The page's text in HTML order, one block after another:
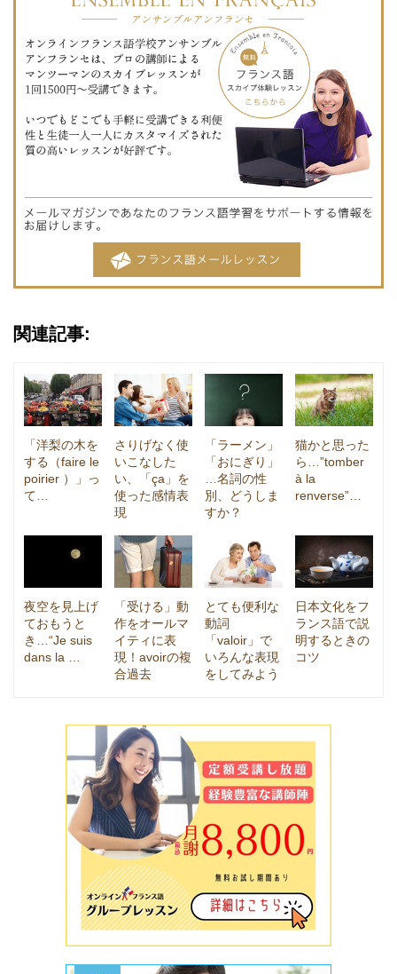
関連記事:
「洋梨の木を
する（faire le
poirier ）」っ
て…
さりげなく使
いこなした
い、「ça」を
使った感情表
現
「ラーメン」
「おにぎり」
…名詞の性
別、どうしま
すか？
猫かと思った
ら…”tomber
à la
renverse”…
夜空を見上げ
ておもうと
き…“Je suis
dans la …
「受ける」動
作をオールマ
イティに表
現！avoirの複
合過去
とても便利な
動詞
「valoir」で
いろんな表現
をしてみよう
日本文化をフ
ランス語で説
明するときの
コツ